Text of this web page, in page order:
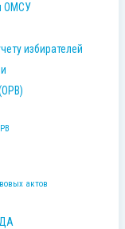
ОМСУ
избирателей
актов